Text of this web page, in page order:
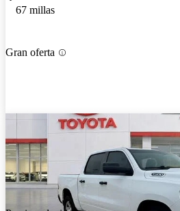
67 millas
Gran oferta